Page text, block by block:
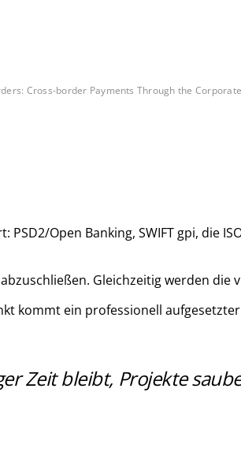
Cross-border Payments Through the
PSD2/Open Banking, SWIFT gpi, die
Gleichzeitig werden
kommt ein professionell
Zeit bleibt, Projekte